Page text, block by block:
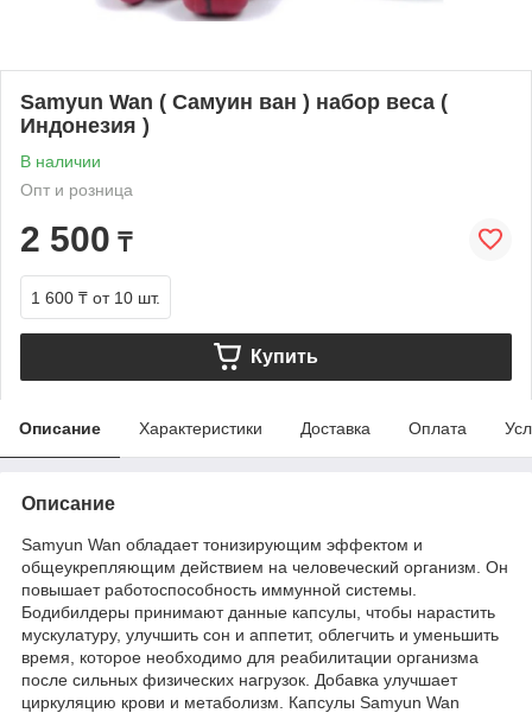
Samyun Wan ( Самуин ван ) набор веса (
Индонезия )
В наличии
Опт и розница
2 500 ₸
1 600 ₸ от 10 шт.
Купить
Описание Характеристики Доставка Оплата
Описание
Samyun Wan обладает тонизирующим эффектом и
общеукрепляющим действием на человеческий организм. Он
повышает работоспособность иммунной системы.
Бодибилдеры принимают данные капсулы, чтобы нарастить
мускулатуру, улучшить сон и аппетит, облегчить и уменьшить
время, которое необходимо для реабилитации организма
после сильных физических нагрузок. Добавка улучшает
циркуляцию крови и метаболизм. Капсулы Samyun Wan